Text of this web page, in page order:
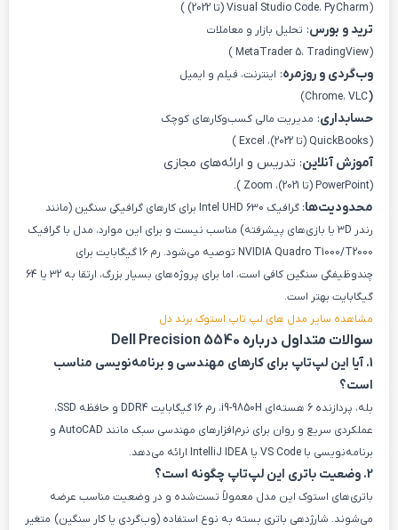
( Visual Studio Code، PyCharm (تا 2022) )
ترید و بورس: تحلیل بازار و معاملات
( MetaTrader 5، TradingView )
وب‌گردی و روزمره: اینترنت، فیلم و ایمیل
(
حسابداری: مدیریت مالی کسب‌وکارهای کوچک
( QuickBooks (تا 2022)، Excel )
آموزش آنلاین: تدریس و ارائه‌های مجازی
(PowerPoint (تا 2021)، Zoom ).
محدودیت‌ها:
گرافیک Intel UHD 630 برای کارهای گرافیکی سنگین (مانند
رندر 3D یا بازی‌های پیشرفته) مناسب نیست و برای این موارد، مدل با گرافیک
NVIDIA Quadro T1000/T2000 توصیه می‌شود. رم 16 گیگابایت برای
چندوظیفگی سنگین کافی است، اما برای پروژه‌های بسیار بزرگ، ارتقا به 32 یا 64
گیگابایت بهتر است.
مشاهده سایر مدل های لپ تاپ استوک برند دل
سوالات متداول درباره Dell Precision 5540
1. آیا این لپ‌تاپ برای کارهای مهندسی و برنامه‌نویسی مناسب
است؟
بله، پردازنده 6 هسته‌ای i9-9850H، رم 16 گیگابایت DDR4 و حافظه SSD،
عملکردی سریع و روان برای نرم‌افزارهای مهندسی سبک مانند AutoCAD و
برنامه‌نویسی با VS Code یا IntelliJ IDEA ارائه می‌دهد.
2. وضعیت باتری این لپ‌تاپ چگونه است؟
باتری‌های استوک این مدل معمولاً تست‌شده و در وضعیت مناسب عرضه
می‌شوند. شارژدهی باتری بسته به نوع استفاده (وب‌گردی یا کار سنگین) متغیر